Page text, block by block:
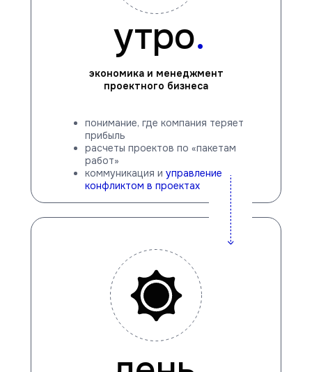
утро.
экономика и менеджмент
проектного бизнеса
понимание, где компания теряет
прибыль
расчеты проектов по «пакетам
работ»
коммуникация и управление
конфликтом в проектах